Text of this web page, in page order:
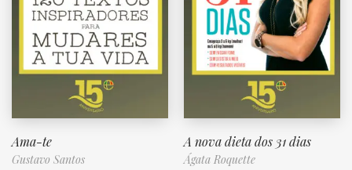
Ama-te
Gustavo Santos
A nova dieta dos 31 dias
Ágata Roquette